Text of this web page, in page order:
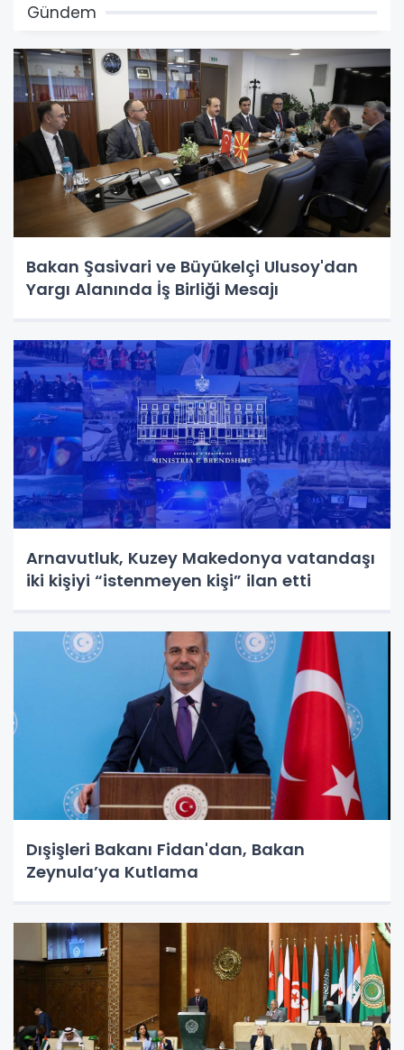
Gündem
Bakan Şasivari ve Büyükelçi Ulusoy'dan
Yargı Alanında İş Birliği Mesajı
Arnavutluk, Kuzey Makedonya vatandaşı
iki kişiyi “istenmeyen kişi” ilan etti
Dışişleri Bakanı Fidan'dan, Bakan
Zeynula’ya Kutlama